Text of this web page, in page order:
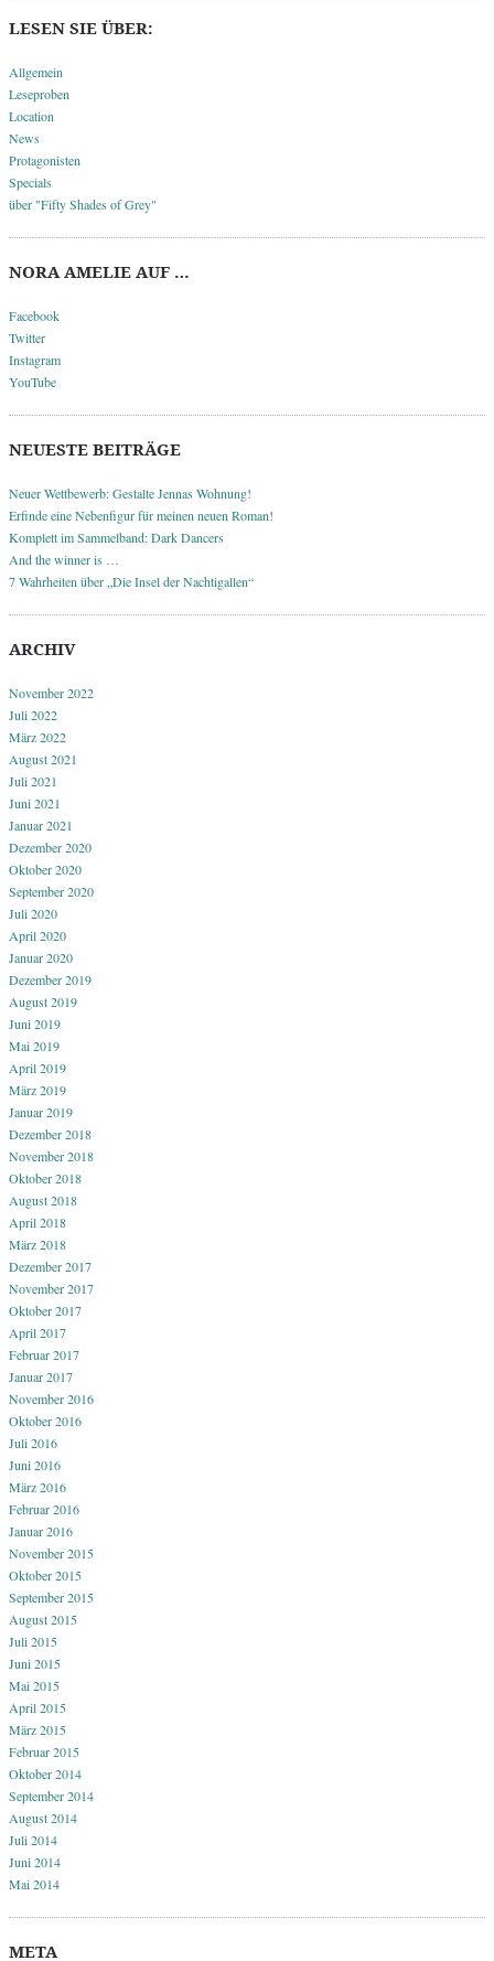
LESEN SIE ÜBER:
Allgemein
Leseproben
Location
News
Protagonisten
Specials
über "Fifty Shades of Grey"
NORA AMELIE AUF …
Facebook
Twitter
Instagram
YouTube
NEUESTE BEITRÄGE
Neuer Wettbewerb: Gestalte Jennas Wohnung!
Erfinde eine Nebenfigur für meinen neuen Roman!
Komplett im Sammelband: Dark Dancers
And the winner is …
7 Wahrheiten über „Die Insel der Nachtigallen“
ARCHIV
November 2022
Juli 2022
März 2022
August 2021
Juli 2021
Juni 2021
Januar 2021
Dezember 2020
Oktober 2020
September 2020
Juli 2020
April 2020
Januar 2020
Dezember 2019
August 2019
Juni 2019
Mai 2019
April 2019
März 2019
Januar 2019
Dezember 2018
November 2018
Oktober 2018
August 2018
April 2018
März 2018
Dezember 2017
November 2017
Oktober 2017
April 2017
Februar 2017
Januar 2017
November 2016
Oktober 2016
Juli 2016
Juni 2016
März 2016
Februar 2016
Januar 2016
November 2015
Oktober 2015
September 2015
August 2015
Juli 2015
Juni 2015
Mai 2015
April 2015
März 2015
Februar 2015
Oktober 2014
September 2014
August 2014
Juli 2014
Juni 2014
Mai 2014
META